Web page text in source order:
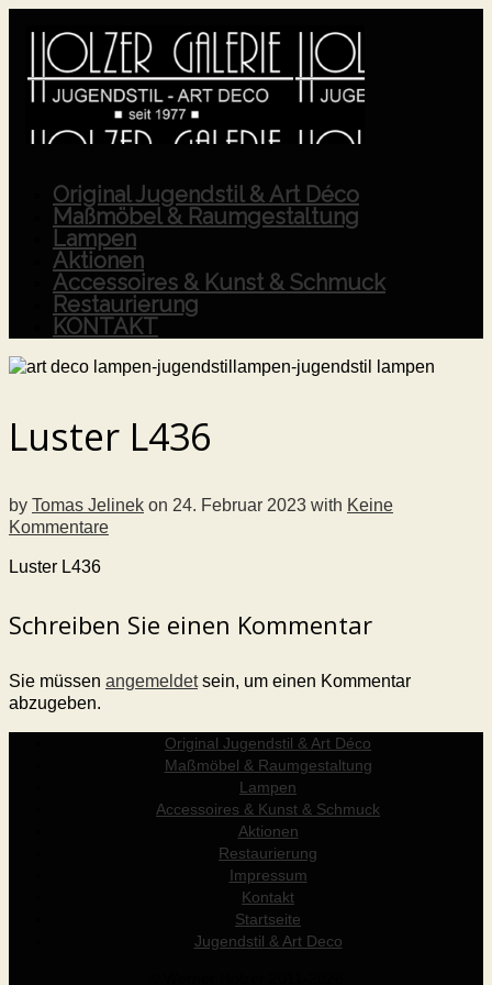
Original Jugendstil & Art Déco
Maßmöbel & Raumgestaltung
Lampen
Aktionen
Accessoires & Kunst & Schmuck
Restaurierung
KONTAKT
Luster L436
by Tomas Jelinek on 24. Februar 2023 with Keine
Kommentare
Luster L436
Schreiben Sie einen Kommentar
Sie müssen angemeldetsein, um einen Kommentar
abzugeben.
Original Jugendstil & Art Déco
Maßmöbel & Raumgestaltung
Lampen
Accessoires & Kunst & Schmuck
Aktionen
Restaurierung
Impressum
Kontakt
Startseite
Jugendstil & Art Deco